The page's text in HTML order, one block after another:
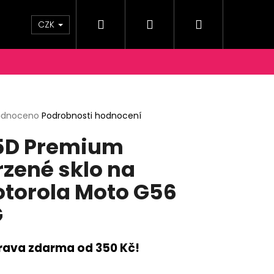
A PLATBY KONTAKTY Moje
CZK Hledat PřihlášeníNákupní
košík
Podrobnosti hodnocení
Premium
sklo na
Moto G56
zdarma od 350 Kč!